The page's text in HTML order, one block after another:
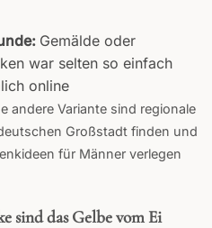
Gemälde oder
war selten so einfach
online
andere Variante sind regionale
Großstadt finden und
für Männer verlegen
sind das Gelbe vom Ei